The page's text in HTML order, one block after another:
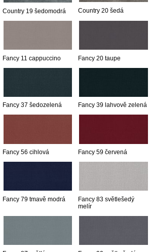
Country 19 šedomodrá Country 20 šedá
Fancy 11 cappuccino Fancy 20 taupe
Fancy 37 šedozelená Fancy 39 lahvově zelená
Fancy 56 cihlová Fancy 59 červená
Fancy 79 tmavě modrá
Fancy 83 světlešedý
melír